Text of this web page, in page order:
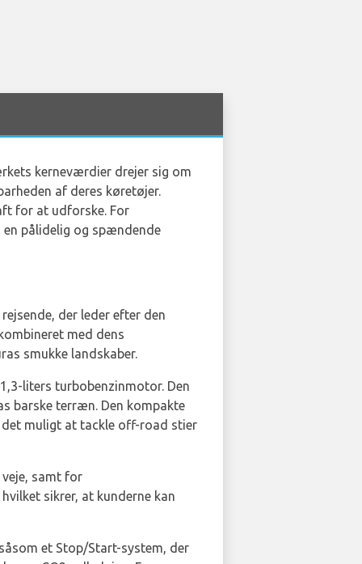
kerneværdier drejer sig om
af deres køretøjer.
for at udforske. For
en pålidelig og spændende
der leder efter den
med dens
smukke landskaber.
liters turbobenzinmotor. Den
barske terræn. Den kompakte
det muligt at tackle off-road stier
samt for
hvilket sikrer, at kunderne kan
et Stop/Start-system, der